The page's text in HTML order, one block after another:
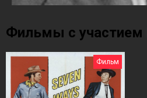
Фильмы с участием
Фильм